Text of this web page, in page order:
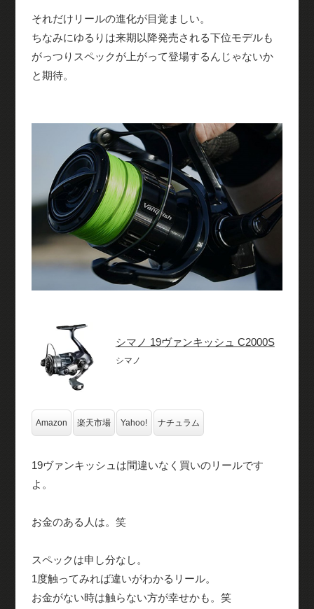
それだけリールの進化が目覚ましい。
ちなみにゆるりは来期以降発売される下位モデルも
がっつりスペックが上がって登場するんじゃないか
と期待。
シマノ 19ヴァンキッシュ C2000S
シマノ
Amazon 楽天市場 Yahoo! ナチュラム
19ヴァンキッシュは間違いなく買いのリールです
よ。
お金のある人は。笑
スペックは申し分なし。
1度触ってみれば違いがわかるリール。
お金がない時は触らない方が幸せかも。笑